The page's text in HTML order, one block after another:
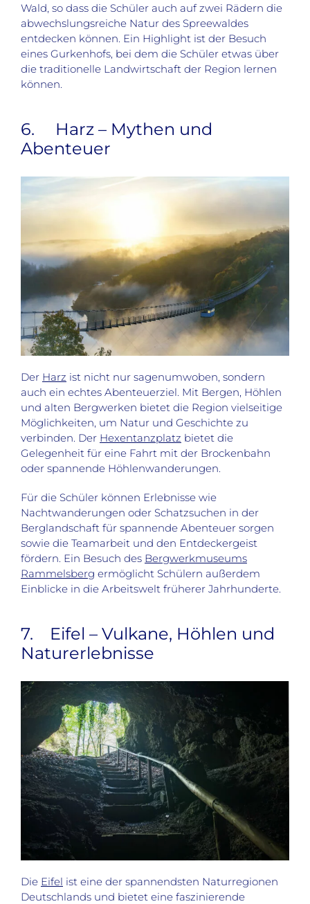
Wald, so dass die Schüler auch auf zwei Rädern die
abwechslungsreiche Natur des Spreewaldes
entdecken können. Ein Highlight ist der Besuch
eines Gurkenhofs, bei dem die Schüler etwas über
die traditionelle Landwirtschaft der Region lernen
können.
6. Harz – Mythen und
Abenteuer
Der Harz ist nicht nur sagenumwoben, sondern
auch ein echtes Abenteuerziel. Mit Bergen, Höhlen
und alten Bergwerken bietet die Region vielseitige
Möglichkeiten, um Natur und Geschichte zu
verbinden. Der Hexentanzplatz bietet die
Gelegenheit für eine Fahrt mit der Brockenbahn
oder spannende Höhlenwanderungen.
Für die Schüler können Erlebnisse wie
Nachtwanderungen oder Schatzsuchen in der
Berglandschaft für spannende Abenteuer sorgen
sowie die Teamarbeit und den Entdeckergeist
fördern. Ein Besuch des Bergwerkmuseums
Rammelsberg ermöglicht Schülern außerdem
Einblicke in die Arbeitswelt früherer Jahrhunderte.
7. Eifel – Vulkane, Höhlen und
Naturerlebnisse
Die Eifel ist eine der spannendsten Naturregionen
Deutschlands und bietet eine faszinierende